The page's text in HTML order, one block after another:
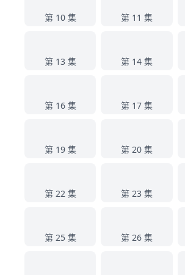
第 10 集 第 11 集
第 13 集 第 14 集
第 16 集 第 17 集
第 19 集 第 20 集
第 22 集 第 23 集
第 25 集 第 26 集